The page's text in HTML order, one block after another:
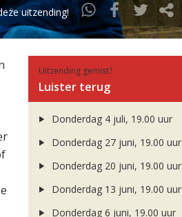
uitzending!
Uitzending gemist?
Luister terug
Donderdag 4 juli, 19.00 uur
Donderdag 27 juni, 19.00 uur
Donderdag 20 juni, 19.00 uur
Donderdag 13 juni, 19.00 uur
Donderdag 6 juni, 19.00 uur